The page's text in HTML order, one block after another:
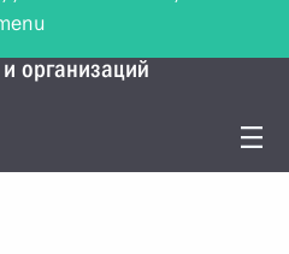
работе с
организаций
menu